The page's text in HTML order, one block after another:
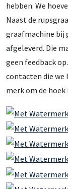
hebben. We
Naast de
graafmachine bij
afgeleverd. Die
geen feedback
contacten die we
merk om de hoek